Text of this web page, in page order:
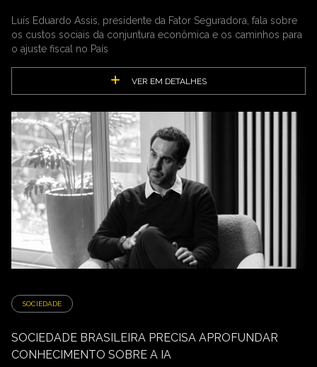
Luís Eduardo Assis, presidente da Fator Seguradora, fala sobre
os custos sociais da conjuntura econômica e os caminhos para
o ajuste fiscal no País
VER EM DETALHES
SOCIEDADE
SOCIEDADE BRASILEIRA PRECISA APROFUNDAR
CONHECIMENTO SOBRE A IA